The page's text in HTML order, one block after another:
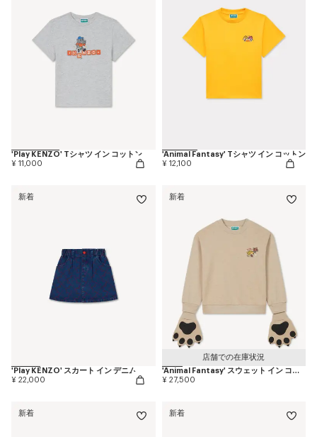
'Play KENZO' Tシャツ イン コットン
¥ 11,000
'Animal Fantasy' Tシャツ イン コットン
¥ 12,100
新着
'Play KENZO' スカート イン デニム
¥ 22,000
新着
店舗での在庫状況
'Animal Fantasy' スウェット イン コットン
¥ 27,500
新着 新着